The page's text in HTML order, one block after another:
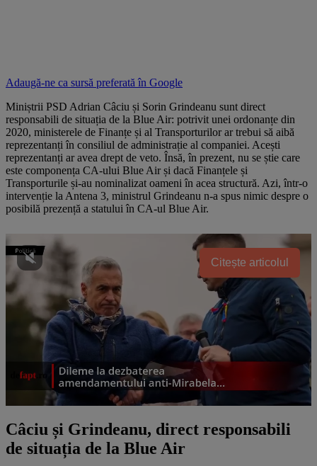
Adaugă-ne ca sursă preferată în Google
Miniștrii PSD Adrian Câciu și Sorin Grindeanu sunt direct
responsabili de situația de la Blue Air: potrivit unei ordonanțe din
2020, ministerele de Finanțe și al Transporturilor ar trebui să aibă
reprezentanți în consiliul de administrație al companiei. Acești
reprezentanți ar avea drept de veto. Însă, în prezent, nu se știe care
este componența CA-ului Blue Air și dacă Finanțele și
Transporturile și-au nominalizat oameni în acea structură. Azi, într-o
intervenție la Antena 3, ministrul Grindeanu n-a spus nimic despre o
posibilă prezență a statului în CA-ul Blue Air.
Citește articolul
Câciu și Grindeanu, direct responsabili
de situația de la Blue Air